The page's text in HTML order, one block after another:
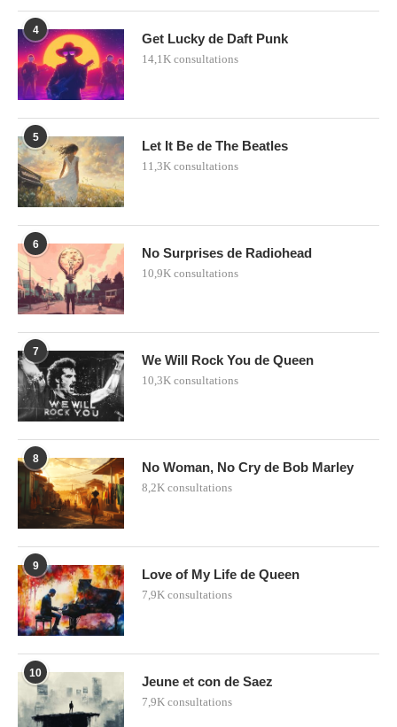
4
Get Lucky de Daft Punk
14,1K consultations
5
Let It Be de The Beatles
11,3K consultations
6
No Surprises de Radiohead
10,9K consultations
7
We Will Rock You de Queen
10,3K consultations
8
No Woman, No Cry de Bob Marley
8,2K consultations
9
Love of My Life de Queen
7,9K consultations
10
Jeune et con de Saez
7,9K consultations